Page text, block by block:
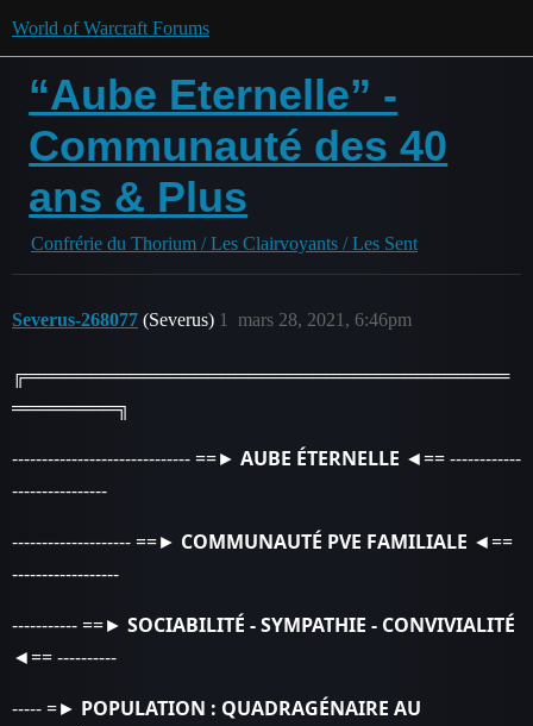
World of Warcraft Forums
“Aube Eternelle” -
Communauté des 40
ans & Plus
Confrérie du Thorium / Les Clairvoyants / Les Sent
Severus-268077 (Severus) mars 28, 2021, 6:46pm
1
╔═════════════════════════════════════
════════╗
------------------------------ ==► AUBE ÉTERNELLE ◄== ------------
----------------
-------------------- ==► COMMUNAUTÉ PVE FAMILIALE ◄==
------------------
----------- ==► SOCIABILITÉ - SYMPATHIE - CONVIVIALITÉ
◄== ----------
----- =► POPULATION : QUADRAGÉNAIRE AU